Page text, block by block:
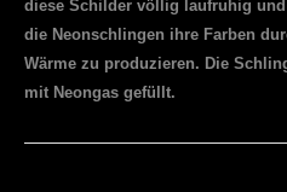
diese Schilder völlig laufruhig
die Neonschlingen ihre Farben
Wärme zu produzieren. Die
mit Neongas gefüllt.